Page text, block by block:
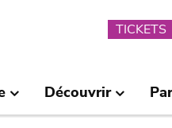
TICKETS
Découvrir